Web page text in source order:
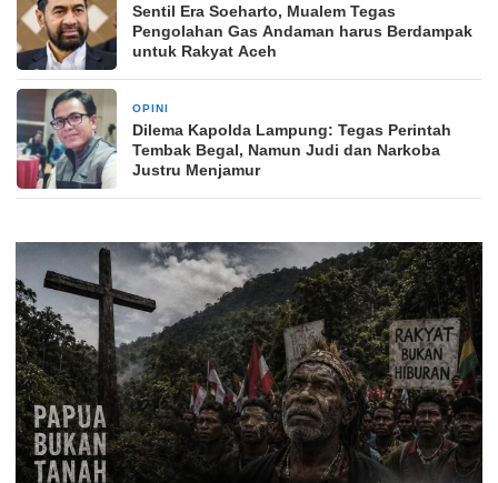
Sentil Era Soeharto, Mualem Tegas
Pengolahan Gas Andaman harus Berdampak
untuk Rakyat Aceh
OPINI
Dilema Kapolda Lampung: Tegas Perintah
Tembak Begal, Namun Judi dan Narkoba
Justru Menjamur